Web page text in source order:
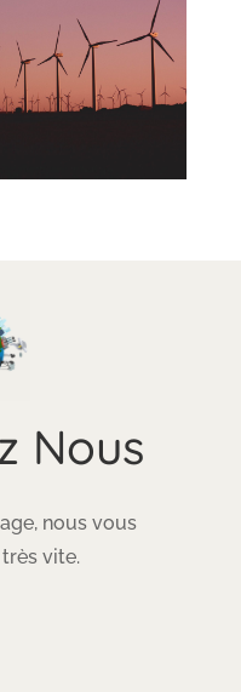
Nous
nous vous
vite.